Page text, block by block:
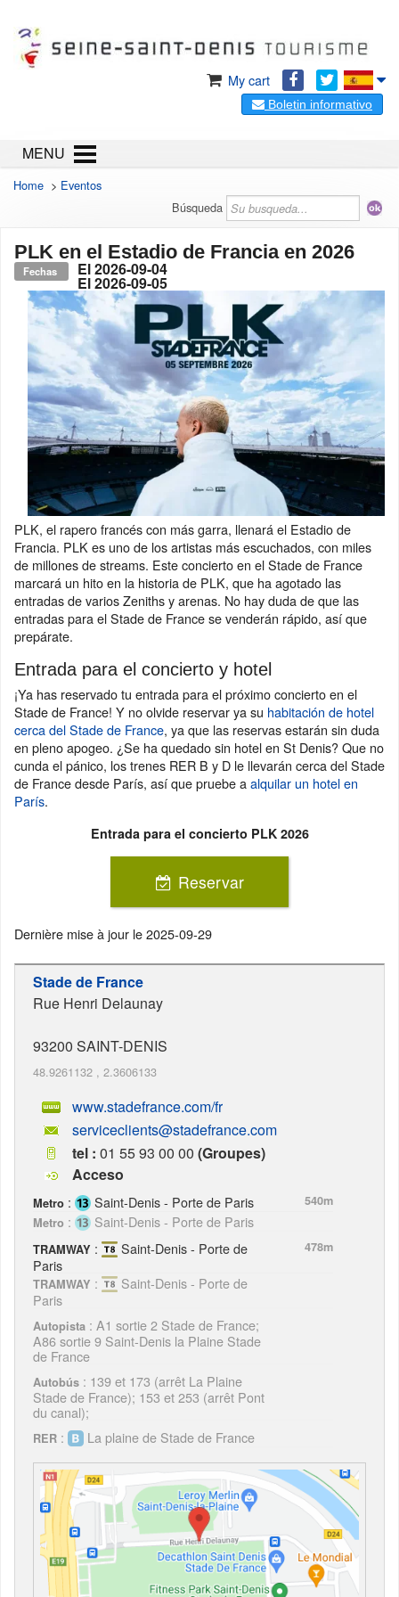
My cart
Boletin informativo
MENU
Home > Eventos
Búsqueda
PLK en el Estadio de Francia en 2026
Fechas El2026-09-04
El2026-09-05
PLK, el rapero francés con más garra, llenará el Estadio de
Francia. PLK es uno de los artistas más escuchados, con miles
de millones de streams. Este concierto en el Stade de France
marcará un hito en la historia de PLK, que ha agotado las
entradas de varios Zeniths y arenas. No hay duda de que las
entradas para el Stade de France se venderán rápido, así que
prepárate.
Entrada para el concierto y hotel
¡Ya has reservado tu entrada para el próximo concierto en el
Stade de France! Y no olvide reservar ya su habitación de hotel
cerca del Stade de France, ya que las reservas estarán sin duda
en pleno apogeo. ¿Se ha quedado sin hotel en St Denis? Que no
cunda el pánico, los trenes RER B y D le llevarán cerca del Stade
de France desde París, así que pruebe aalquilar un hotel en
París.
Entrada para el concierto PLK 2026
Reservar
Dernière mise à jour le2025-09-29
Stade de France
Rue Henri Delaunay
93200 SAINT-DENIS
48.9261132 , 2.3606133
www.stadefrance.com/fr
serviceclients@stadefrance.com
tel : 01 55 93 00 00 (Groupes)
Acceso
Metro : Saint-Denis - Porte de Paris
540m
Metro : Saint-Denis - Porte de Paris
TRAMWAY :
Saint-Denis - Porte de
Paris
478m
TRAMWAY :
Saint-Denis - Porte de
Paris
Autopista : A1 sortie 2 Stade de France;
A86 sortie 9 Saint-Denis la Plaine Stade
de France
Autobús : 139 et 173 (arrêt La Plaine
Stade de France); 153 et 253 (arrêt Pont
du canal);
RER : La plaine de Stade de France